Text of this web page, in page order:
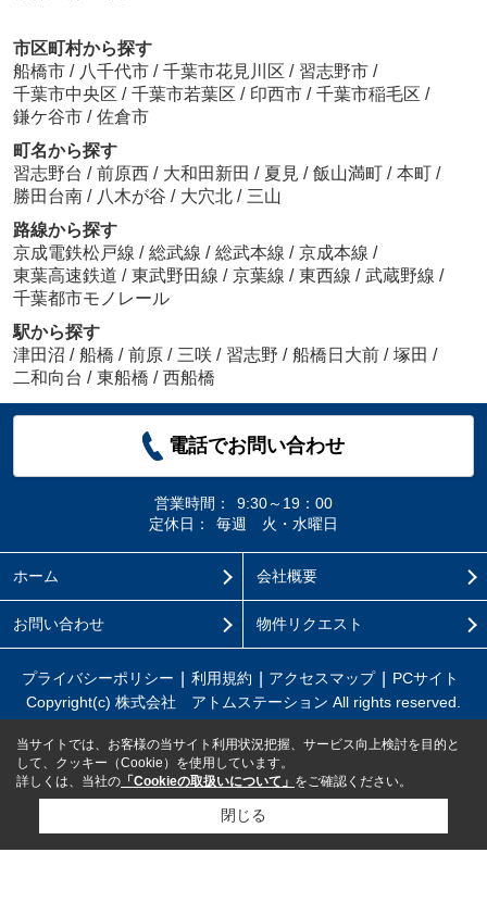
市区町村から探す
船橋市 / 八千代市 / 千葉市花見川区 / 習志野市 /
千葉市中央区 / 千葉市若葉区 / 印西市 / 千葉市稲毛区 /
鎌ケ谷市 / 佐倉市
町名から探す
習志野台 / 前原西 / 大和田新田 / 夏見 / 飯山満町 / 本町 /
勝田台南 / 八木が谷 / 大穴北 / 三山
路線から探す
京成電鉄松戸線 / 総武線 / 総武本線 / 京成本線 /
東葉高速鉄道 / 東武野田線 / 京葉線 / 東西線 / 武蔵野線 /
千葉都市モノレール
駅から探す
津田沼 / 船橋 / 前原 / 三咲 / 習志野 / 船橋日大前 / 塚田 /
二和向台 / 東船橋 / 西船橋
電話でお問い合わせ
営業時間：
9:30～19：00
定休日：
毎週 火・水曜日
ホーム 会社概要
お問い合わせ 物件リクエスト
プライバシーポリシー 利用規約 アクセスマップ
PCサイト
Copyright(c) 株式会社 アトムステーション All rights reserved.
当サイトでは、お客様の当サイト利用状況把握、サービス向上検討を目的と
して、クッキー（Cookie）を使用しています。
詳しくは、当社の 「Cookieの取扱いについて」 をご確認ください。
閉じる